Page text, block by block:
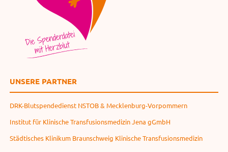
UNSERE PARTNER
DRK-Blutspendedienst NSTOB & Mecklenburg-Vorpommern
Institut für Klinische Transfusionsmedizin Jena gGmbH
Städtisches Klinikum Braunschweig Klinische Transfusionsmedizin